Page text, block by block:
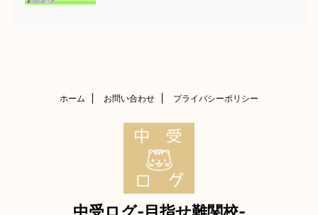
ホーム お問い合わせ プライバシーポリシー
中受ログ-目指せ難関校-